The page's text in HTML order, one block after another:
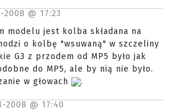
2008 @ 17:23
modelu jest kolba składana na
o kolbę "wsuwaną" w szczeliny
G3 z przodem od MP5 było jak
do MP5, ale by nią nie było.
w głowach
.
2008 @ 17:40